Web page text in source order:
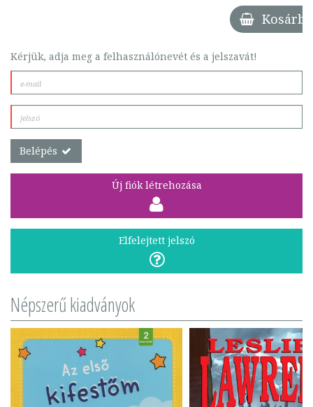
Kosárba
Kérjük, adja meg a felhasználónevét és a jelszavát!
Belépés
Új fiók létrehozása
Elfelejtett jelszó
Népszerű kiadványok